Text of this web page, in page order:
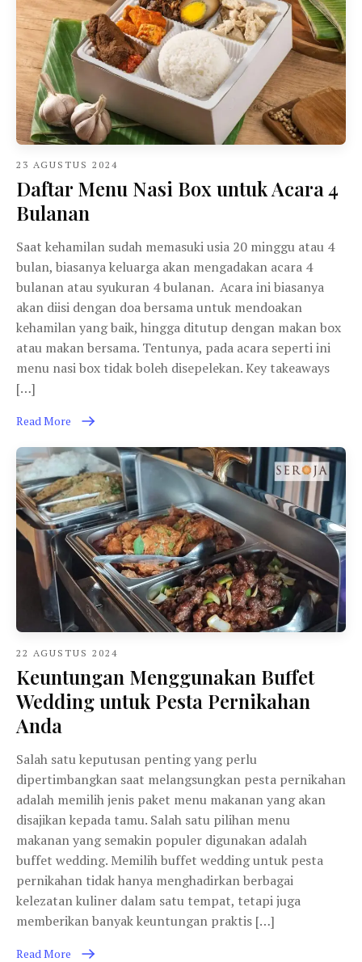
23 AGUSTUS 2024
Daftar Menu Nasi Box untuk Acara 4
Bulanan
Saat kehamilan sudah memasuki usia 20 minggu atau 4
bulan, biasanya keluarga akan mengadakan acara 4
bulanan atau syukuran 4 bulanan. Acara ini biasanya
akan diisi dengan doa bersama untuk mendoakan
kehamilan yang baik, hingga ditutup dengan makan box
atau makan bersama. Tentunya, pada acara seperti ini
menu nasi box tidak boleh disepelekan. Key takeaways
[…]
Read More
22 AGUSTUS 2024
Keuntungan Menggunakan Buffet
Wedding untuk Pesta Pernikahan
Anda
Salah satu keputusan penting yang perlu
dipertimbangkan saat melangsungkan pesta pernikahan
adalah memilih jenis paket menu makanan yang akan
disajikan kepada tamu. Salah satu pilihan menu
makanan yang semakin populer digunakan adalah
buffet wedding. Memilih buffet wedding untuk pesta
pernikahan tidak hanya menghadirkan berbagai
kelezatan kuliner dalam satu tempat, tetapi juga
memberikan banyak keuntungan praktis […]
Read More